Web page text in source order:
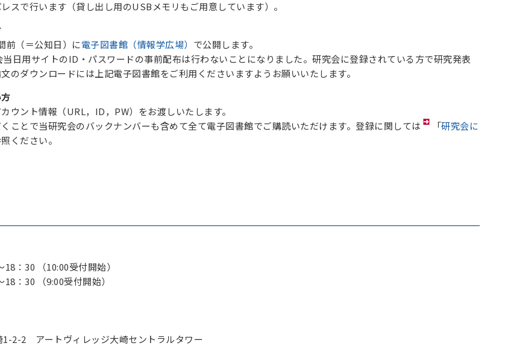
スで行います（貸し出し用のUSBメモリもご用意しています）。
前（＝公知日）に電子図書館（情報学広場） で公開します。
日用サイトのID・パスワードの事前配布は行わないことになりました。研究会に登録されている方で研究発表
のダウンロードには上記電子図書館をご利用くださいますようお願いいたします。
ウント情報（URL，ID，PW）をお渡しいたします。
ことで当研究会のバックナンバーも含めて全て電子図書館でご購読いただけます。登録に関しては
「研究会に
ください。
：30 （10:00受付開始）
：30 （9:00受付開始）
1-2-2 アートヴィレッジ大崎セントラルタワー